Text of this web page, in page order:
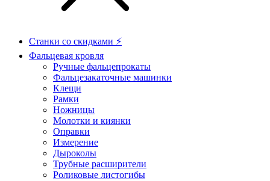
Станки со скидками ⚡
Фальцевая кровля
Ручные фальцепрокаты
Фальцезакаточные машинки
Клещи
Рамки
Ножницы
Молотки и киянки
Оправки
Измерение
Дыроколы
Трубные расширители
Роликовые листогибы